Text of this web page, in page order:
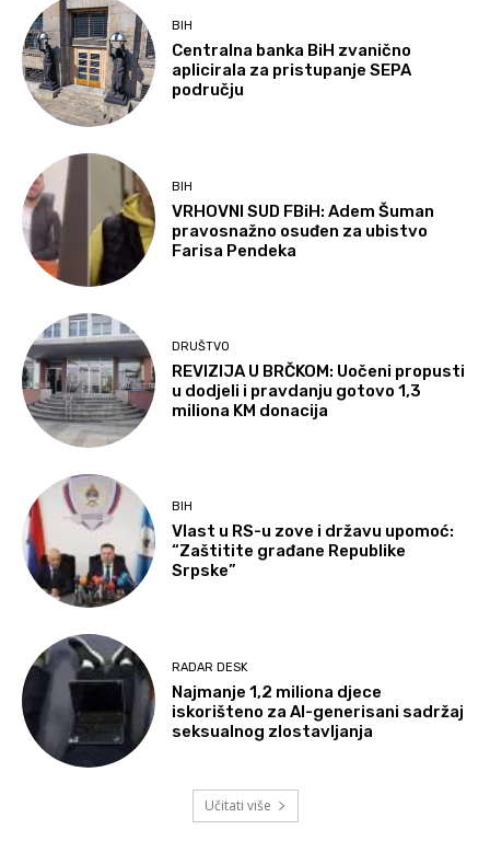
BIH
Centralna banka BiH zvanično
aplicirala za pristupanje SEPA
području
BIH
VRHOVNI SUD FBiH: Adem Šuman
pravosnažno osuđen za ubistvo
Farisa Pendeka
DRUŠTVO
REVIZIJA U BRČKOM: Uočeni propusti
u dodjeli i pravdanju gotovo 1,3
miliona KM donacija
BIH
Vlast u RS-u zove i državu upomoć:
“Zaštitite građane Republike
Srpske”
RADAR DESK
Najmanje 1,2 miliona djece
iskorišteno za AI-generisani sadržaj
seksualnog zlostavljanja
Učitati više